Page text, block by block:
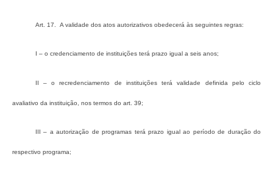
Art. 17. A validade dos atos autorizativos obedecerá às seguintes regras:
I – o credenciamento de instituições terá prazo igual a seis anos;
II – o recredenciamento de instituições terá validade definida pelo ciclo
avaliativo da instituição, nos termos do art. 39;
III – a autorização de programas terá prazo igual ao período de duração do
respectivo programa;